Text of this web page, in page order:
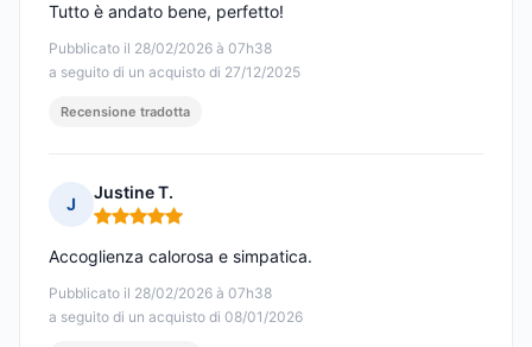
Pubblicato il 28/02/2026 à 07h38
a seguito di un acquisto di 27/12/2025
Tutto è andato bene, perfetto!
Recensione tradotta
J
Justine T.
Nota: 5 su 5
Pubblicato il 28/02/2026 à 07h38
a seguito di un acquisto di 08/01/2026
Accoglienza calorosa e simpatica.